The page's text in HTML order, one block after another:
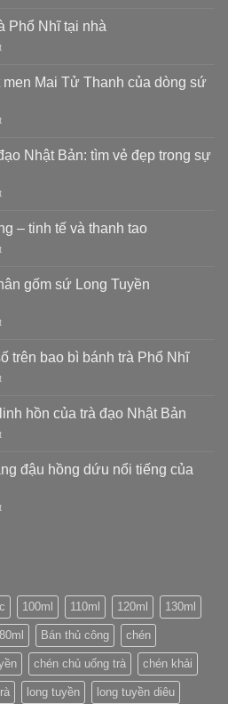
Phấn
chọn
nào?
cách
trà
ngon
–
lạnh,
pha
trà
Phổ Nhĩ tại nhà
ở
Phổ
tại
Mai Tử Thanh của dòng sứ
ở
thiệu
về
men
Tử
của
sứ
Nhật Bản: tìm vẻ đẹp trong sự
ở
và
trà
Nhật
vẻ
trong
hảo
– tinh tế và thanh tao
ở
phá
–
tế
thanh
gốm sứ Long Tuyền
ở
loại
nhân
sứ
trên bao bì bánh trà Phổ Nhĩ
ở
nghĩa
con
trên
bánh
hồn của trà đạo Nhật Bản
ở
Yunomi:
hồn
đậu hồng dứu nổi tiếng của
ở
hồng
dứu
nổi
tiếng
của
Trung
Quốc
100ml 110ml 120ml 130ml
Bán thủ công chén
chén chủ uống trà chén khải
long tuyền long tuyền diêu